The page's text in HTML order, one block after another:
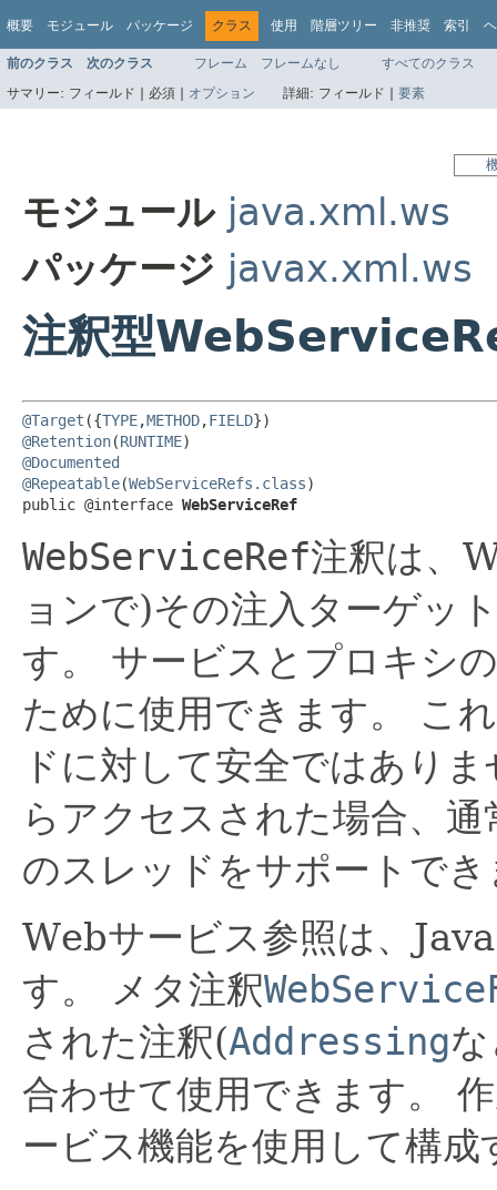
概要 モジュール パッケージ クラス 使用 階層ツリー 非推奨 索引
前のクラス 次のクラス フレーム フレームなし
すべてのクラス
サマリー: フィールド | 必須 | オプション 詳細: フィールド | 要素
モジュール java.xml.ws
パッケージ javax.xml.ws
注釈型
@Target ({TYPE,METHOD,FIELD
@Retention(RUNTIME
@Documented
@Repeatable(WebServiceRefs.class)
public @interface WebServiceRef
WebServiceRef注釈は、
ョンで)その注入ターゲッ
す。
サービスとプロキシ
ために使用できます。
こ
ドに対して安全ではあり
らアクセスされた場合、
のスレッドをサポートで
Webサービス参照は、
す。
メタ注釈
された注釈(Addressing
合わせて使用できます。
ービス機能を使用して構